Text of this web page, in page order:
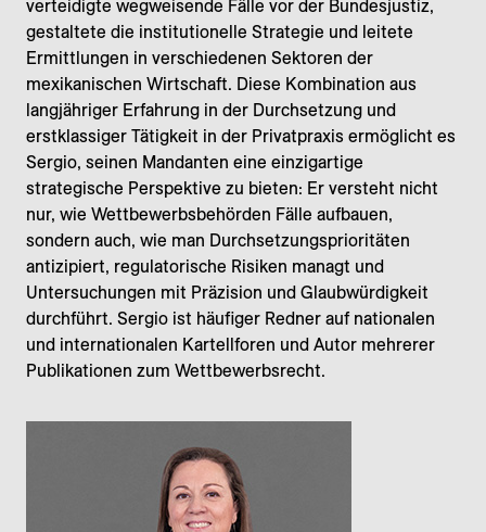
verteidigte wegweisende Fälle vor der Bundesjustiz,
gestaltete die institutionelle Strategie und leitete
Ermittlungen in verschiedenen Sektoren der
mexikanischen Wirtschaft. Diese Kombination aus
langjähriger Erfahrung in der Durchsetzung und
erstklassiger Tätigkeit in der Privatpraxis ermöglicht es
Sergio, seinen Mandanten eine einzigartige
strategische Perspektive zu bieten: Er versteht nicht
nur, wie Wettbewerbsbehörden Fälle aufbauen,
sondern auch, wie man Durchsetzungsprioritäten
antizipiert, regulatorische Risiken managt und
Untersuchungen mit Präzision und Glaubwürdigkeit
durchführt. Sergio ist häufiger Redner auf nationalen
und internationalen Kartellforen und Autor mehrerer
Publikationen zum Wettbewerbsrecht.